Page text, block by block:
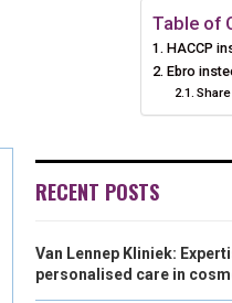
Table of
HACCP
Ebro
RECENT POSTS
Van Lennep Kliniek:
personalised care in